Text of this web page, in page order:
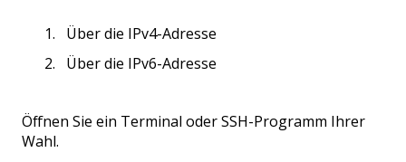
Über die IPv4-Adresse
Über die IPv6-Adresse
Öffnen Sie ein Terminal oder SSH-Programm Ihrer
Wahl.